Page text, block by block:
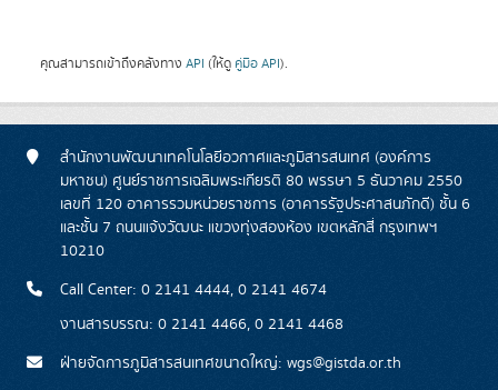
คุณสามารถเข้าถึงคลังทาง API (ให้ดู คู่มือ API).
สำนักงานพัฒนาเทคโนโลยีอวกาศและภูมิสารสนเทศ (องค์การ
มหาชน) ศูนย์ราชการเฉลิมพระเกียรติ 80 พรรษา 5 ธันวาคม 2550
เลขที่ 120 อาคารรวมหน่วยราชการ (อาคารรัฐประศาสนภักดี) ชั้น 6
และชั้น 7 ถนนแจ้งวัฒนะ แขวงทุ่งสองห้อง เขตหลักสี่ กรุงเทพฯ
10210
Call Center: 0 2141 4444, 0 2141 4674
งานสารบรรณ: 0 2141 4466, 0 2141 4468
ฝ่ายจัดการภูมิสารสนเทศขนาดใหญ่: wgs@gistda.or.th